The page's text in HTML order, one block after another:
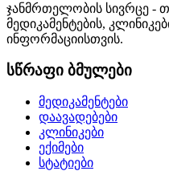
ჯანმრთელობის სივრცე -
მედიკამენტების,
ინფორმაციისთვის.
სწრაფი ბმულები
მედიკამენტები
დაავადებები
კლინიკები
ექიმები
სტატიები